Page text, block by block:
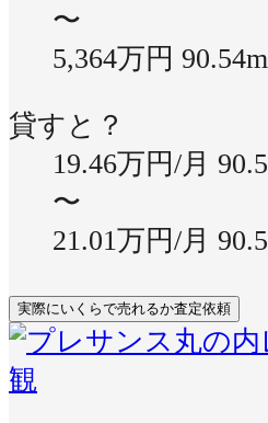
〜
5,364万円
貸すと？
19.46万円/月
〜
21.01万円/月
実際にいくらで売れるか査定依頼